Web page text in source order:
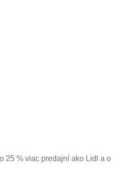
25 % viac predajní ako Lidl a o